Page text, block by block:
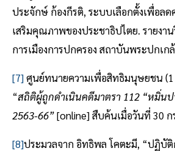
ประจักษ์ ก้องกีรติ, ระบบเลือกตั้งเพื่อล
เสริมคุณภาพของประชาธิปไตย. รายงา
การเมืองการปกครอง สถาบันพระปกเก
[7]ศูนย์ทนายความเพื่อสิทธิมนุษยชน (1
“สถิติผู้ถูกดำเนินคดีมาตรา 112 “หมิ่น
2563-66”[online] สืบค้นเมื่อวันที่ 30 ก
[8]ประมวลจาก อิทธิพล โคตะมี, “ปฏิบั